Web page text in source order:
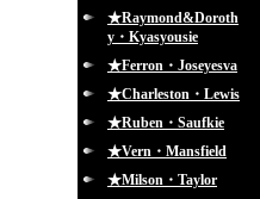
★Raymond&Doroth
y・Kyasyousie
★Ferron・Joseyesva
★Charleston・Lewis
★Ruben・Saufkie
★Vern・Mansfield
★Milson・Taylor